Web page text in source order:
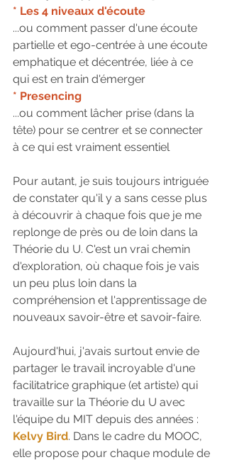
* Les 4 niveaux d'écoute
...ou comment passer d'une écoute
partielle et ego-centrée à une écoute
emphatique et décentrée, liée à ce
qui est en train d'émerger
* Presencing
...ou comment lâcher prise (dans la
tête) pour se centrer et se connecter
à ce qui est vraiment essentiel
Pour autant, je suis toujours intriguée
de constater qu'il y a sans cesse plus
à découvrir à chaque fois que je me
replonge de près ou de loin dans la
Théorie du U. C'est un vrai chemin
d'exploration, où chaque fois je vais
un peu plus loin dans la
compréhension et l'apprentissage de
nouveaux savoir-être et savoir-faire.
Aujourd'hui, j'avais surtout envie de
partager le travail incroyable d'une
facilitatrice graphique (et artiste) qui
travaille sur la Théorie du U avec
l'équipe du MIT depuis des années :
Kelvy Bird. Dans le cadre du MOOC,
elle propose pour chaque module de